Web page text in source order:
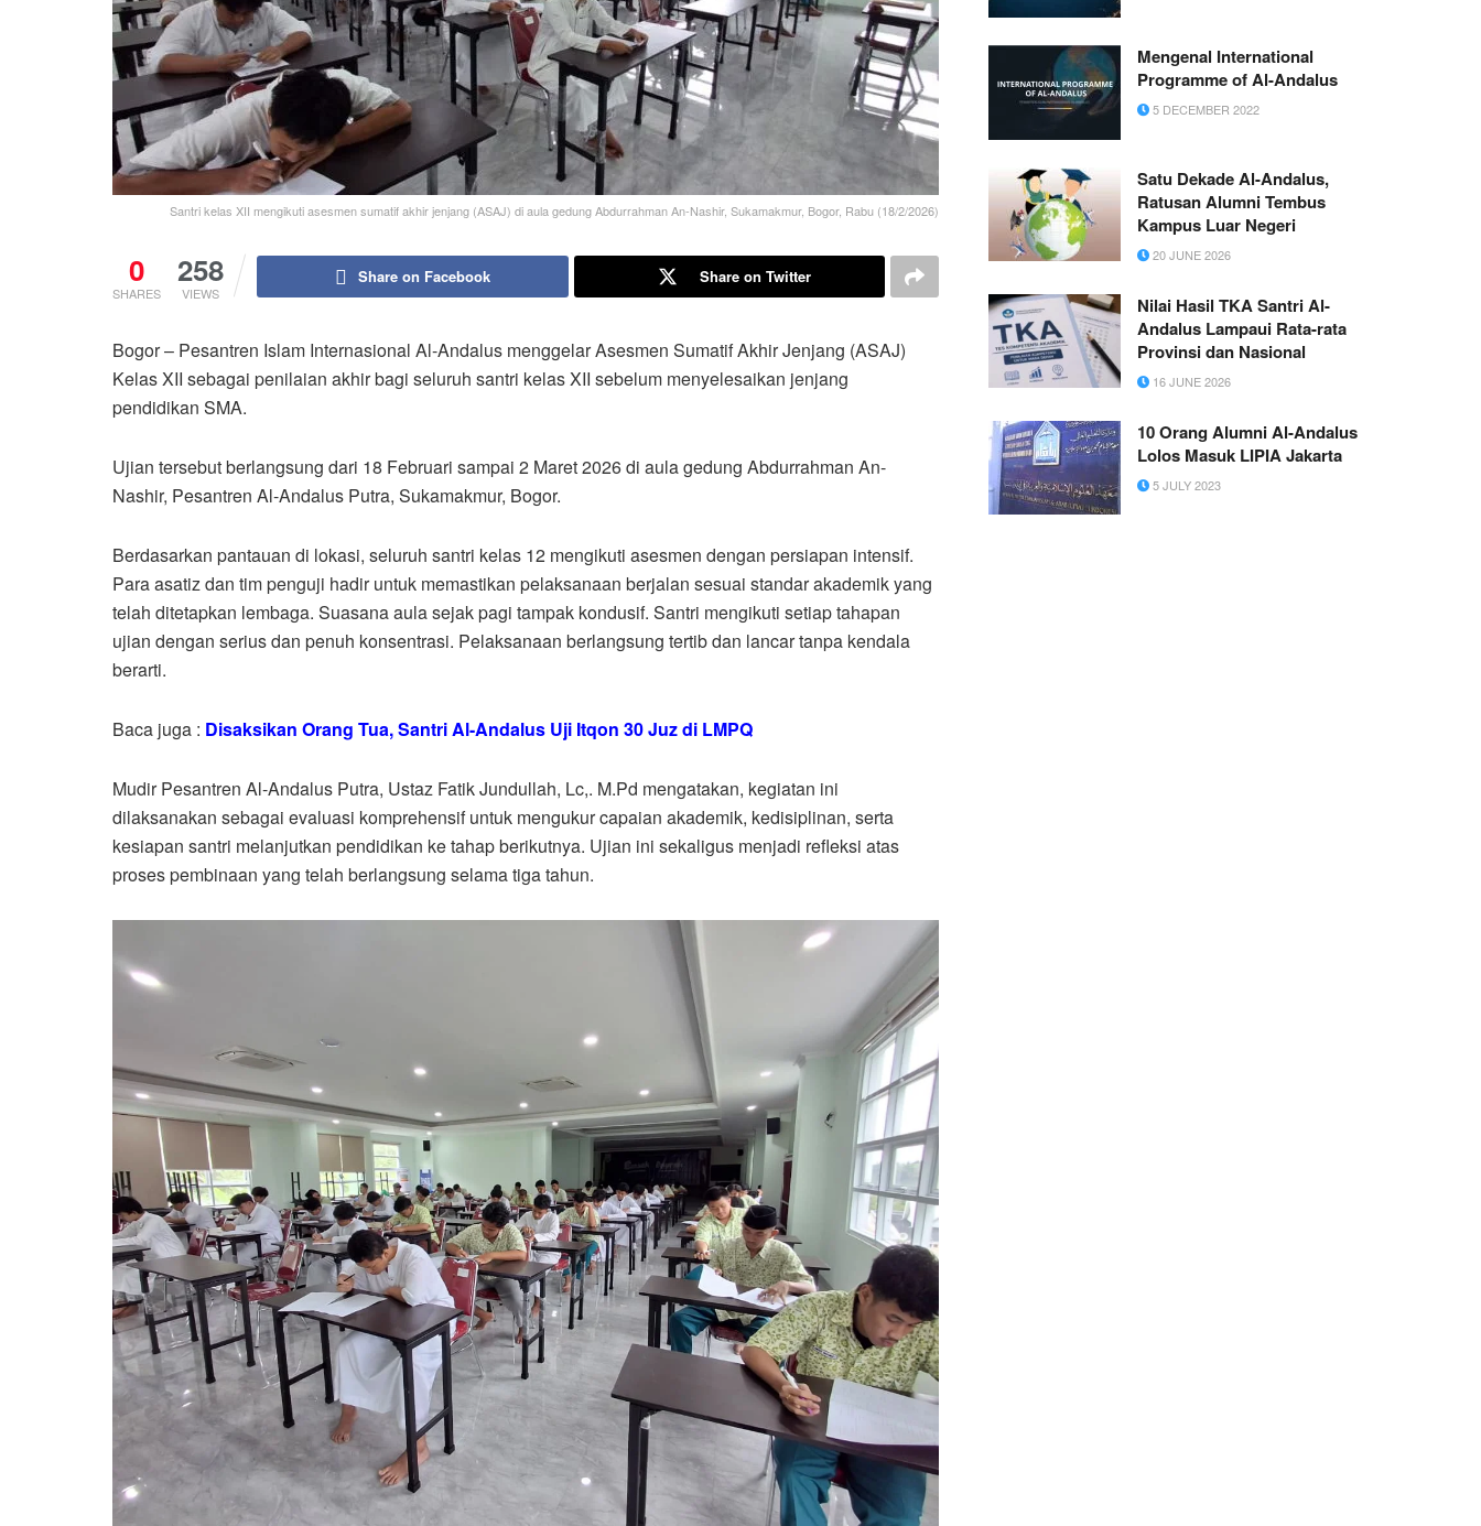
Santri kelas XII mengikuti asesmen sumatif akhir jenjang (ASAJ) di aula gedung Abdurrahman An-Nashir, Sukamakmur, Bogor, Rabu (18/2/2026)
0
SHARES
258
VIEWS
Share on Facebook Share on Twitter
Bogor – Pesantren Islam Internasional Al-Andalus menggelar Asesmen Sumatif Akhir Jenjang (ASAJ)
Kelas XII sebagai penilaian akhir bagi seluruh santri kelas XII sebelum menyelesaikan jenjang
pendidikan SMA.
Ujian tersebut berlangsung dari 18 Februari sampai 2 Maret 2026 di aula gedung Abdurrahman An-
Nashir, Pesantren Al-Andalus Putra, Sukamakmur, Bogor.
Berdasarkan pantauan di lokasi, seluruh santri kelas 12 mengikuti asesmen dengan persiapan intensif.
Para asatiz dan tim penguji hadir untuk memastikan pelaksanaan berjalan sesuai standar akademik yang
telah ditetapkan lembaga. Suasana aula sejak pagi tampak kondusif. Santri mengikuti setiap tahapan
ujian dengan serius dan penuh konsentrasi. Pelaksanaan berlangsung tertib dan lancar tanpa kendala
berarti.
Baca juga : Disaksikan Orang Tua, Santri Al-Andalus Uji Itqon 30 Juz di LMPQ
Mudir Pesantren Al-Andalus Putra, Ustaz Fatik Jundullah, Lc,. M.Pd mengatakan, kegiatan ini
dilaksanakan sebagai evaluasi komprehensif untuk mengukur capaian akademik, kedisiplinan, serta
kesiapan santri melanjutkan pendidikan ke tahap berikutnya. Ujian ini sekaligus menjadi refleksi atas
proses pembinaan yang telah berlangsung selama tiga tahun.
Mengenal International
Programme of Al-Andalus
5 DECEMBER 2022
Satu Dekade Al-Andalus,
Ratusan Alumni Tembus
Kampus Luar Negeri
20 JUNE 2026
Nilai Hasil TKA Santri Al-
Andalus Lampaui Rata-rata
Provinsi dan Nasional
16 JUNE 2026
10 Orang Alumni Al-Andalus
Lolos Masuk LIPIA Jakarta
5 JULY 2023